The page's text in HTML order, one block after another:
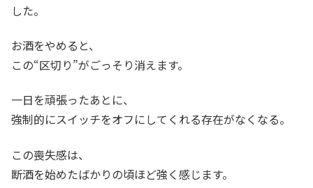
した。
お酒をやめると、
この“区切り”がごっそり消えます。
一日を頑張ったあとに、
強制的にスイッチをオフにしてくれる存在がなくなる。
この喪失感は、
断酒を始めたばかりの頃ほど強く感じます。